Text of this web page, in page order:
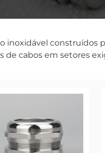
inoxidável construídos
de cabos em setores